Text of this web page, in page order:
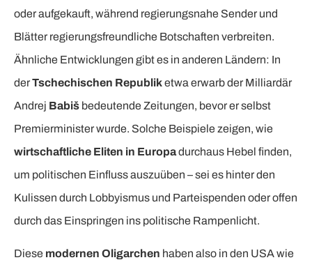
oder aufgekauft, während regierungsnahe Sender und
Blätter regierungsfreundliche Botschaften verbreiten.
Ähnliche Entwicklungen gibt es in anderen Ländern: In
derTschechischen Republiketwa erwarb der Milliardär
Andrej Babiš bedeutende Zeitungen, bevor er selbst
Premierminister wurde. Solche Beispiele zeigen, wie
wirtschaftliche Eliten in Europadurchaus Hebel finden,
um politischen Einfluss auszuüben – sei es hinter den
Kulissen durch Lobbyismus und Parteispenden oder offen
durch das Einspringen ins politische Rampenlicht.
Diese modernen Oligarchen haben also in den USA wie